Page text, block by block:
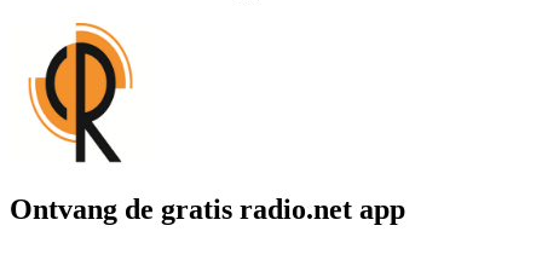
Ontvang de gratis radio.net app